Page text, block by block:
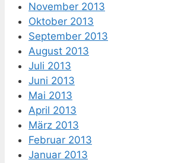
November 2013
Oktober 2013
September 2013
August 2013
Juli 2013
Juni 2013
Mai 2013
April 2013
März 2013
Februar 2013
Januar 2013